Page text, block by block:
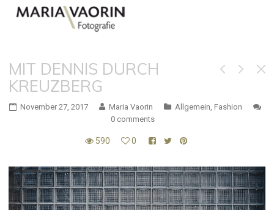
MIT DENNIS DURCH
KREUZBERG
November 27, 2017 Maria Vaorin Allgemein Fashion
0 comments
590 0